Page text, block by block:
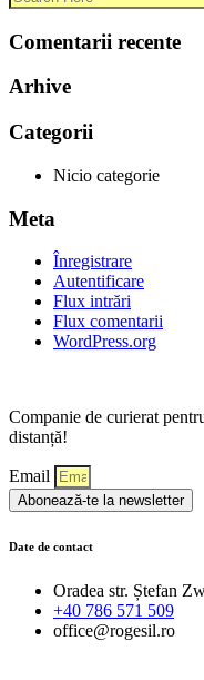
Comentarii recente
Arhive
Categorii
Nicio categorie
Meta
Înregistrare
Autentificare
Flux intrări
Flux comentarii
WordPress.org
Companie de curierat
distanță!
Email
Abonează-te la newsletter
Date de contact
Oradea str. Ștefan
+40 786 571 509
office@rogesil.ro